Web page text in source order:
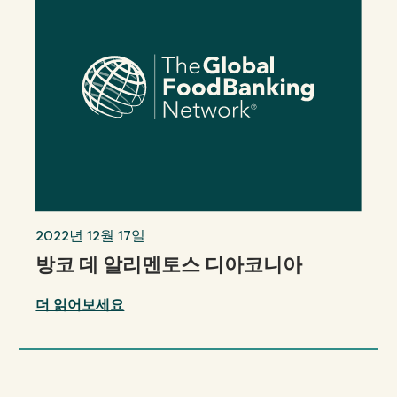
2022년 12월 17일
방코 데 알리멘토스 디아코니아
더 읽어보세요